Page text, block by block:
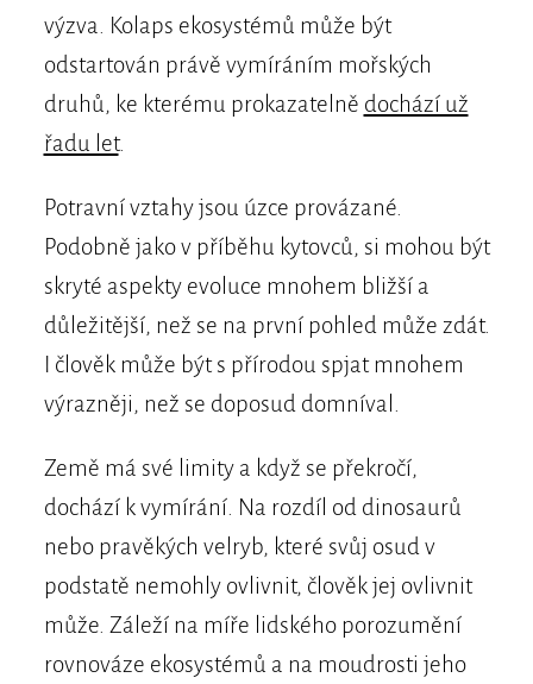
výzva. Kolaps ekosystémů může být
odstartován právě vymíráním mořských
druhů, ke kterému prokazatelně dochází už
řadu let.
Potravní vztahy jsou úzce provázané.
Podobně jako v příběhu kytovců, si mohou být
skryté aspekty evoluce mnohem bližší a
důležitější, než se na první pohled může zdát.
I člověk může být s přírodou spjat mnohem
výrazněji, než se doposud domníval.
Země má své limity a když se překročí,
dochází k vymírání. Na rozdíl od dinosaurů
nebo pravěkých velryb, které svůj osud v
podstatě nemohly ovlivnit, člověk jej ovlivnit
může. Záleží na míře lidského porozumění
rovnováze ekosystémů a na moudrosti jeho